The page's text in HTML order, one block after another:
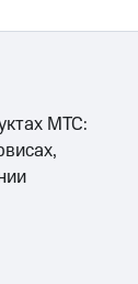
МТС: